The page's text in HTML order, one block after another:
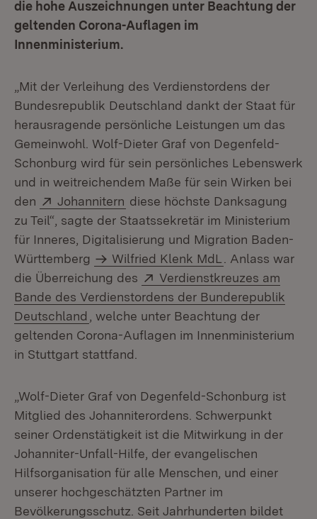
die hohe Auszeichnungen unter Beachtung der
geltenden Corona-Auflagen im
Innenministerium.
„Mit der Verleihung des Verdienstordens der
Bundesrepublik Deutschland dankt der Staat für
herausragende persönliche Leistungen um das
Gemeinwohl. Wolf-Dieter Graf von Degenfeld-
Schonburg wird für sein persönliches Lebenswerk
und in weitreichendem Maße für sein Wirken bei
den
Extern:
Johannitern (Öffnet in neuem Fenster)
diese höchste Danksagung
zu Teil“, sagte der Staatssekretär im Ministerium
für Inneres, Digitalisierung und Migration Baden-
Württemberg
Wilfried Klenk MdL
. Anlass war
die Überreichung des
Extern:
Verdienstkreuzes am
Bande des Verdienstordens der Bunderepublik
Deutschland (Öffnet in neuem Fenster)
, welche unter Beachtung der
geltenden Corona-Auflagen im Innenministerium
in Stuttgart stattfand.
„Wolf-Dieter Graf von Degenfeld-Schonburg ist
Mitglied des Johanniterordens. Schwerpunkt
seiner Ordenstätigkeit ist die Mitwirkung in der
Johanniter-Unfall-Hilfe, der evangelischen
Hilfsorganisation für alle Menschen, und einer
unserer hochgeschätzten Partner im
Bevölkerungsschutz. Seit Jahrhunderten bildet